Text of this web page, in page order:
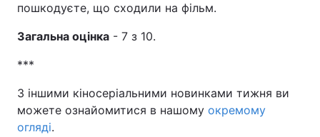
пошкодуєте, що сходили на фільм.
Загальна оцінка - 7 з 10.
***
З іншими кіносеріальними новинками тижня ви
можете ознайомитися в нашому окремому
огляді.